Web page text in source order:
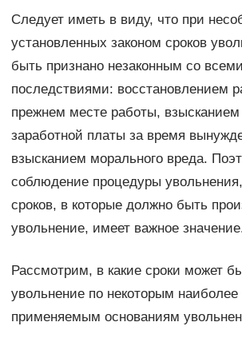
Следует иметь в виду, что при
установленных законом сроков
быть признано незаконным со
последствиями: восстановлением
прежнем месте работы, взысканием
заработной платы за время
взысканием морального вреда.
соблюдение процедуры
сроков, в которые должно быть
увольнение, имеет важное
Рассмотрим, в какие сроки может
увольнение по некоторым наиболее
применяемым основаниям